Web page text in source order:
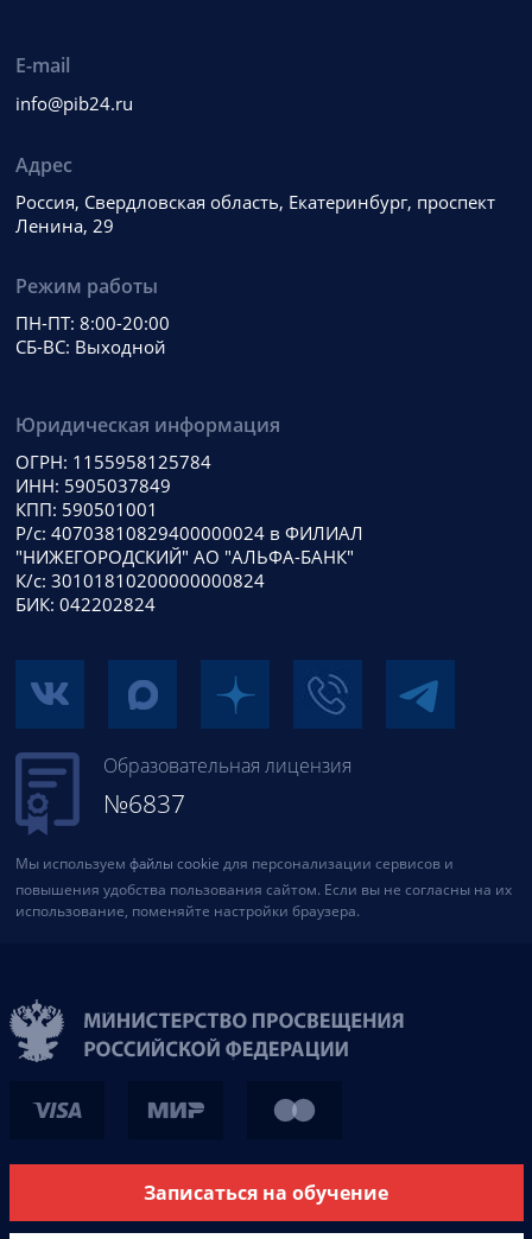
E-mail
info@pib24.ru
Адрес
Россия, Свердловская область, Екатеринбург, проспект
Ленина, 29
Режим работы
ПН-ПТ: 8:00-20:00
СБ-ВС: Выходной
Юридическая информация
ОГРН: 1155958125784
ИНН: 5905037849
КПП: 590501001
Р/с: 40703810829400000024 в ФИЛИАЛ
"НИЖЕГОРОДСКИЙ" АО "АЛЬФА-БАНК"
К/с: 30101810200000000824
БИК: 042202824
Образовательная лицензия
№6837
Мы используем файлы cookie для персонализации сервисов и
повышения удобства пользования сайтом. Если вы не согласны на их
использование, поменяйте настройки браузера.
Записаться на обучение